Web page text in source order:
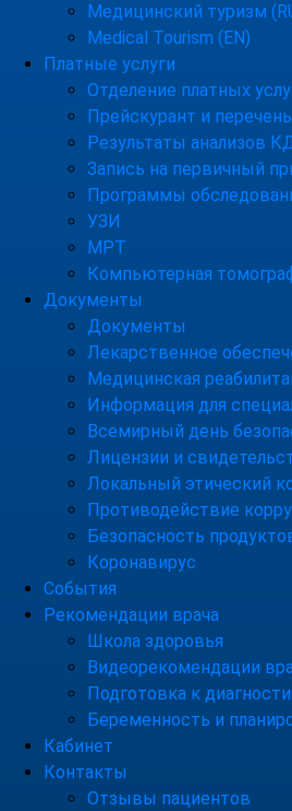
Медицинский туризм
Medical Tourism (EN)
Платные услуги
Отделение платных
Прейскурант и
Результаты анализов
Запись на первичный
Программы
УЗИ
МРТ
Компьютерная
Документы
Документы
Лекарственное
Медицинская
Информация для
Всемирный день
Лицензии и
Локальный этический
Противодействие
Безопасность
Коронавирус
События
Рекомендации врача
Школа здоровья
Видеорекомендации
Подготовка к
Беременность и
Кабинет
Контакты
Отзывы пациентов